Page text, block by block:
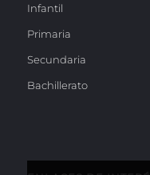
Infantil
Primaria
Secundaria
Bachillerato